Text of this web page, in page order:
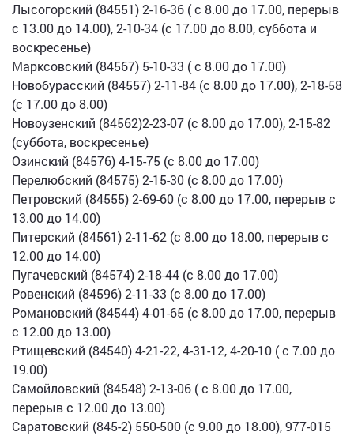
Лысогорский (84551) 2-16-36 ( с 8.00 до 17.00, перерыв
с 13.00 до 14.00), 2-10-34 (с 17.00 до 8.00, суббота и
воскресенье)
Марксовский (84567) 5-10-33 ( с 8.00 до 17.00)
Новобурасский (84557) 2-11-84 (с 8.00 до 17.00), 2-18-58
(с 17.00 до 8.00)
Новоузенский (84562)2-23-07 (с 8.00 до 17.00), 2-15-82
(суббота, воскресенье)
Озинский (84576) 4-15-75 (с 8.00 до 17.00)
Перелюбский (84575) 2-15-30 (с 8.00 до 17.00)
Петровский (84555) 2-69-60 (с 8.00 до 17.00, перерыв с
13.00 до 14.00)
Питерский (84561) 2-11-62 (с 8.00 до 18.00, перерыв с
12.00 до 14.00)
Пугачевский (84574) 2-18-44 (с 8.00 до 17.00)
Ровенский (84596) 2-11-33 (с 8.00 до 17.00)
Романовский (84544) 4-01-65 (с 8.00 до 17.00, перерыв
с 12.00 до 13.00)
Ртищевский (84540) 4-21-22, 4-31-12, 4-20-10 ( с 7.00 до
19.00)
Самойловский (84548) 2-13-06 ( с 8.00 до 17.00,
перерыв с 12.00 до 13.00)
Саратовский (845-2) 550-500 (с 9.00 до 18.00), 977-015